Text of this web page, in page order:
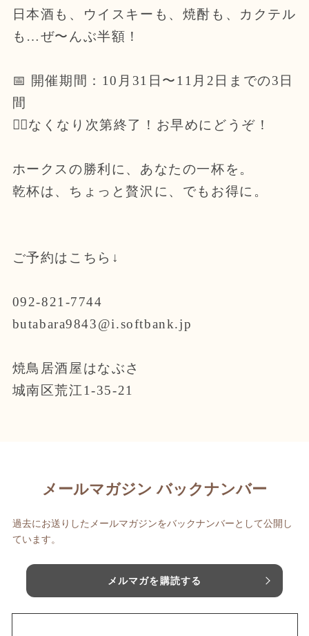
日本酒も、ウイスキーも、焼酎も、カクテル
も…ぜ〜んぶ半額！
📅 開催期間：10月31日〜11月2日までの3日
間
🏃‍♂️なくなり次第終了！お早めにどうぞ！
ホークスの勝利に、あなたの一杯を。
乾杯は、ちょっと贅沢に、でもお得に。
ご予約はこちら↓
092-821-7744
butabara9843@i.softbank.jp
焼鳥居酒屋はなぶさ
城南区荒江1-35-21
メールマガジン バックナンバー
過去にお送りしたメールマガジンをバックナンバーとして公開し
ています。
メルマガを購読する